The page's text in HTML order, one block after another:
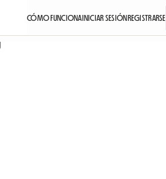
CÓMO FUNCIONAINICIAR SESIÓNREGISTRARSE